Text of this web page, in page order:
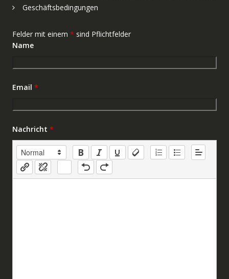
Geschäftsbedingungen
Felder mit einem * sind Pflichtfelder
Name
Email *
Nachricht *